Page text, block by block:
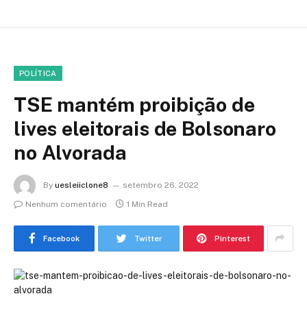
POLÍTICA
TSE mantém proibição de
lives eleitorais de Bolsonaro
no Alvorada
By uesleiiclone8
setembro 26, 2022
Nenhum comentário
1 Min Read
Facebook Twitter Pinterest